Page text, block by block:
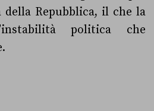
Repubblica, il che la
politica che